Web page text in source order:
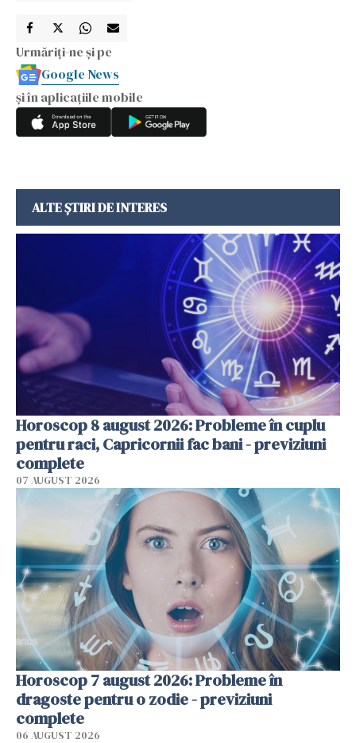
Urmăriți-ne și pe
Google News
și în aplicațiile mobile
ALTE ȘTIRI DE INTERES
Horoscop 8 august 2026: Probleme în cuplu
pentru raci, Capricornii fac bani - previziuni
complete
07 AUGUST 2026
Horoscop 7 august 2026: Probleme în
dragoste pentru o zodie - previziuni
complete
06 AUGUST 2026